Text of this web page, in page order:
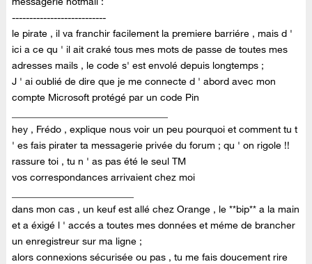
---------------------------
le pirate , il va franchir facilement la premiere barriére , mais d '
ici a ce qu ' il ait craké tous mes mots de passe de toutes mes
adresses mails , le code s' est envolé depuis longtemps ;
J ' ai oublié de dire que je me connecte d ' abord avec mon
compte Microsoft protégé par un code Pin
hey , Frédo , explique nous voir un peu pourquoi et comment tu t
' es fais pirater ta messagerie privée du forum ; qu ' on rigole !!
rassure toi , tu n ' as pas été le seul TM
vos correspondances arrivaient chez moi
dans mon cas , un keuf est allé chez Orange , le **bip** a la main
et a éxigé l ' accés a toutes mes données et méme de brancher
un enregistreur sur ma ligne ;
alors connexions sécurisée ou pas , tu me fais doucement rire